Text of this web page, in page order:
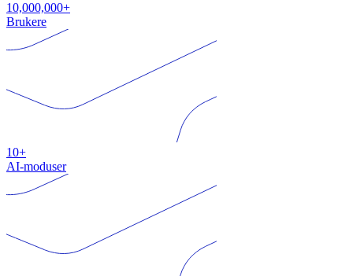
10,000,000+
Brukere
10+
AI-moduser